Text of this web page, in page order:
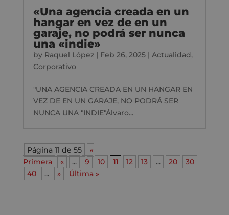
«Una agencia creada en un
hangar en vez de en un
garaje, no podrá ser nunca
una «indie»
by Raquel López| Feb 26, 2025| Actualidad,
Corporativo
"UNA AGENCIA CREADA EN UN HANGAR EN
VEZ DE EN UN GARAJE, NO PODRÁ SER
NUNCA UNA "INDIE"Álvaro...
Página 11 de 55
«
Primera
« ... 9 10 11 12 13 ... 20
30
40
... » Última »